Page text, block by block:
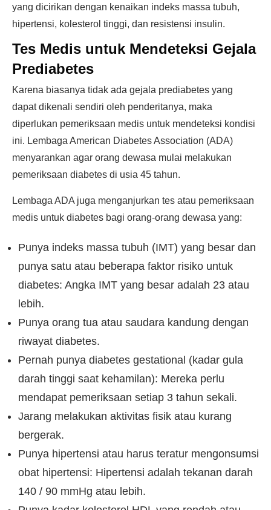
yang dicirikan dengan kenaikan indeks massa tubuh,
hipertensi, kolesterol tinggi, dan resistensi insulin.
Tes Medis untuk Mendeteksi Gejala
Prediabetes
Karena biasanya tidak ada gejala prediabetes yang
dapat dikenali sendiri oleh penderitanya, maka
diperlukan pemeriksaan medis untuk mendeteksi kondisi
ini. Lembaga American Diabetes Association (ADA)
menyarankan agar orang dewasa mulai melakukan
pemeriksaan diabetes di usia 45 tahun.
Lembaga ADA juga menganjurkan tes atau pemeriksaan
medis untuk diabetes bagi orang-orang dewasa yang:
Punya indeks massa tubuh (IMT) yang besar dan
punya satu atau beberapa faktor risiko untuk
diabetes: Angka IMT yang besar adalah 23 atau
lebih.
Punya orang tua atau saudara kandung dengan
riwayat diabetes.
Pernah punya diabetes gestational (kadar gula
darah tinggi saat kehamilan): Mereka perlu
mendapat pemeriksaan setiap 3 tahun sekali.
Jarang melakukan aktivitas fisik atau kurang
bergerak.
Punya hipertensi atau harus teratur mengonsumsi
obat hipertensi: Hipertensi adalah tekanan darah
140 / 90 mmHg atau lebih.